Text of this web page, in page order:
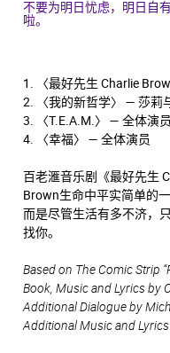
不要为明日忧虑，明日自
啦。
1. 〈最好先生 Charlie
2. 〈我的新哲学〉 — 莎莉
3. 〈T.E.A.M.〉 — 全体演员
4. 〈幸福〉 — 全体演员
百老滙音乐剧《最好先生
Brown生命中平实简单的
而是尽管生活有多不济，
找你。
Based on The Comic Strip
Book, Music and Lyrics by
Additional Dialogue by
Additional Music and